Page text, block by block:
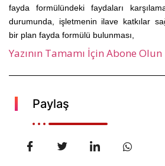
fayda formülündeki faydaları
durumunda, işletmenin ilave katkılar
bir plan fayda formülü bulunması,
Yazının Tamamı İçin Abone Olun
Paylaş